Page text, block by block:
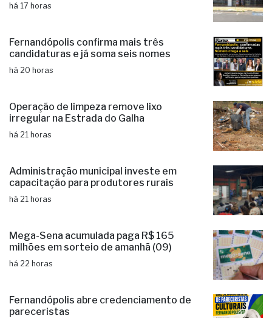
há 17 horas
Fernandópolis confirma mais três
candidaturas e já soma seis nomes
há 20 horas
Operação de limpeza remove lixo
irregular na Estrada do Galha
há 21 horas
Administração municipal investe em
capacitação para produtores rurais
há 21 horas
Mega-Sena acumulada paga R$ 165
milhões em sorteio de amanhã (09)
há 22 horas
Fernandópolis abre credenciamento de
pareceristas